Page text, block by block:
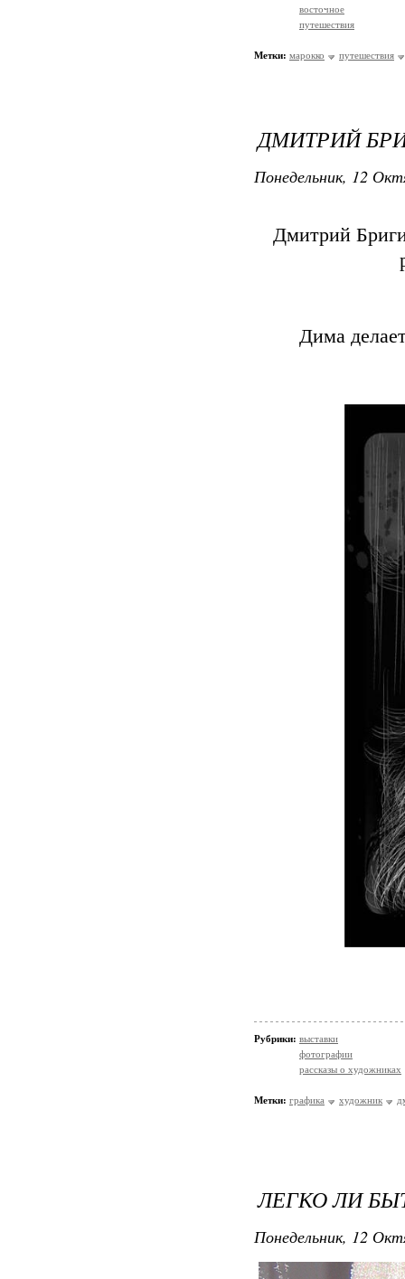
восточное
путешествия
Метки: марокко путешествия
ДМИТРИЙ
Понедельник, 12
Дмитрий
Дима
Рубрики: выставки
фотографии
рассказы о художниках
Метки: графика художник
ЛЕГКО ЛИ
Понедельник, 12